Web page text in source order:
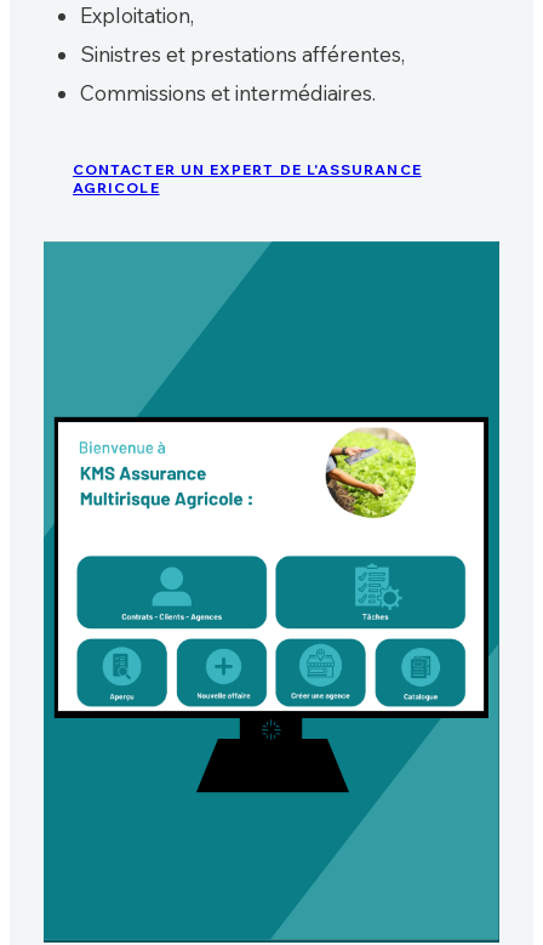
Exploitation,
Sinistres et prestations afférentes,
Commissions et intermédiaires.
CONTACTER UN EXPERT DE L'ASSURANCE
AGRICOLE